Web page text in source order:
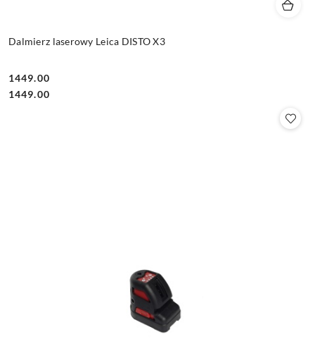
Dalmierz laserowy Leica DISTO X3
Cena:
1449.00
Cena:
1449.00